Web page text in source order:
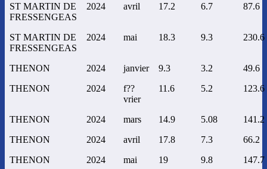
ST MARTIN DE
FRESSENGEAS
2024 avril 17.2 6.7 87.6
ST MARTIN DE
FRESSENGEAS
2024 mai 18.3 9.3 230.6
THENON 2024 janvier 9.3 3.2
49.6
THENON
2024
f??
vrier
11.6 5.2 123.6
THENON 2024 mars 14.9 5.08
141.2
THENON
2024 avril 17.8 7.3
66.2
THENON
2024 mai 19 9.8
147.7